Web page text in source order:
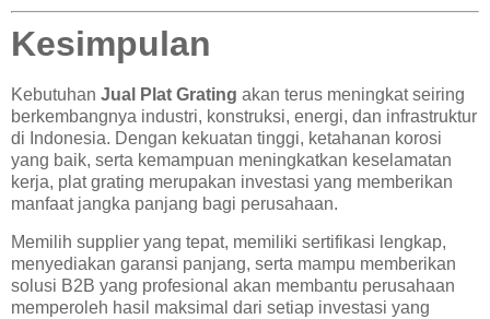
Kesimpulan
Kebutuhan Jual Plat Grating akan terus meningkat seiring
berkembangnya industri, konstruksi, energi, dan infrastruktur
di Indonesia. Dengan kekuatan tinggi, ketahanan korosi
yang baik, serta kemampuan meningkatkan keselamatan
kerja, plat grating merupakan investasi yang memberikan
manfaat jangka panjang bagi perusahaan.
Memilih supplier yang tepat, memiliki sertifikasi lengkap,
menyediakan garansi panjang, serta mampu memberikan
solusi B2B yang profesional akan membantu perusahaan
memperoleh hasil maksimal dari setiap investasi yang